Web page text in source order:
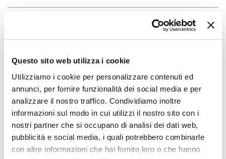
Questo sito web utilizza i cookie
Utilizziamo i cookie per personalizzare contenuti ed
annunci, per fornire funzionalità dei social media e per
analizzare il nostro traffico. Condividiamo inoltre
informazioni sul modo in cui utilizzi il nostro sito con i
nostri partner che si occupano di analisi dei dati web,
pubblicità e social media, i quali potrebbero combinarle
con altre informazioni che hai fornito loro o che hanno